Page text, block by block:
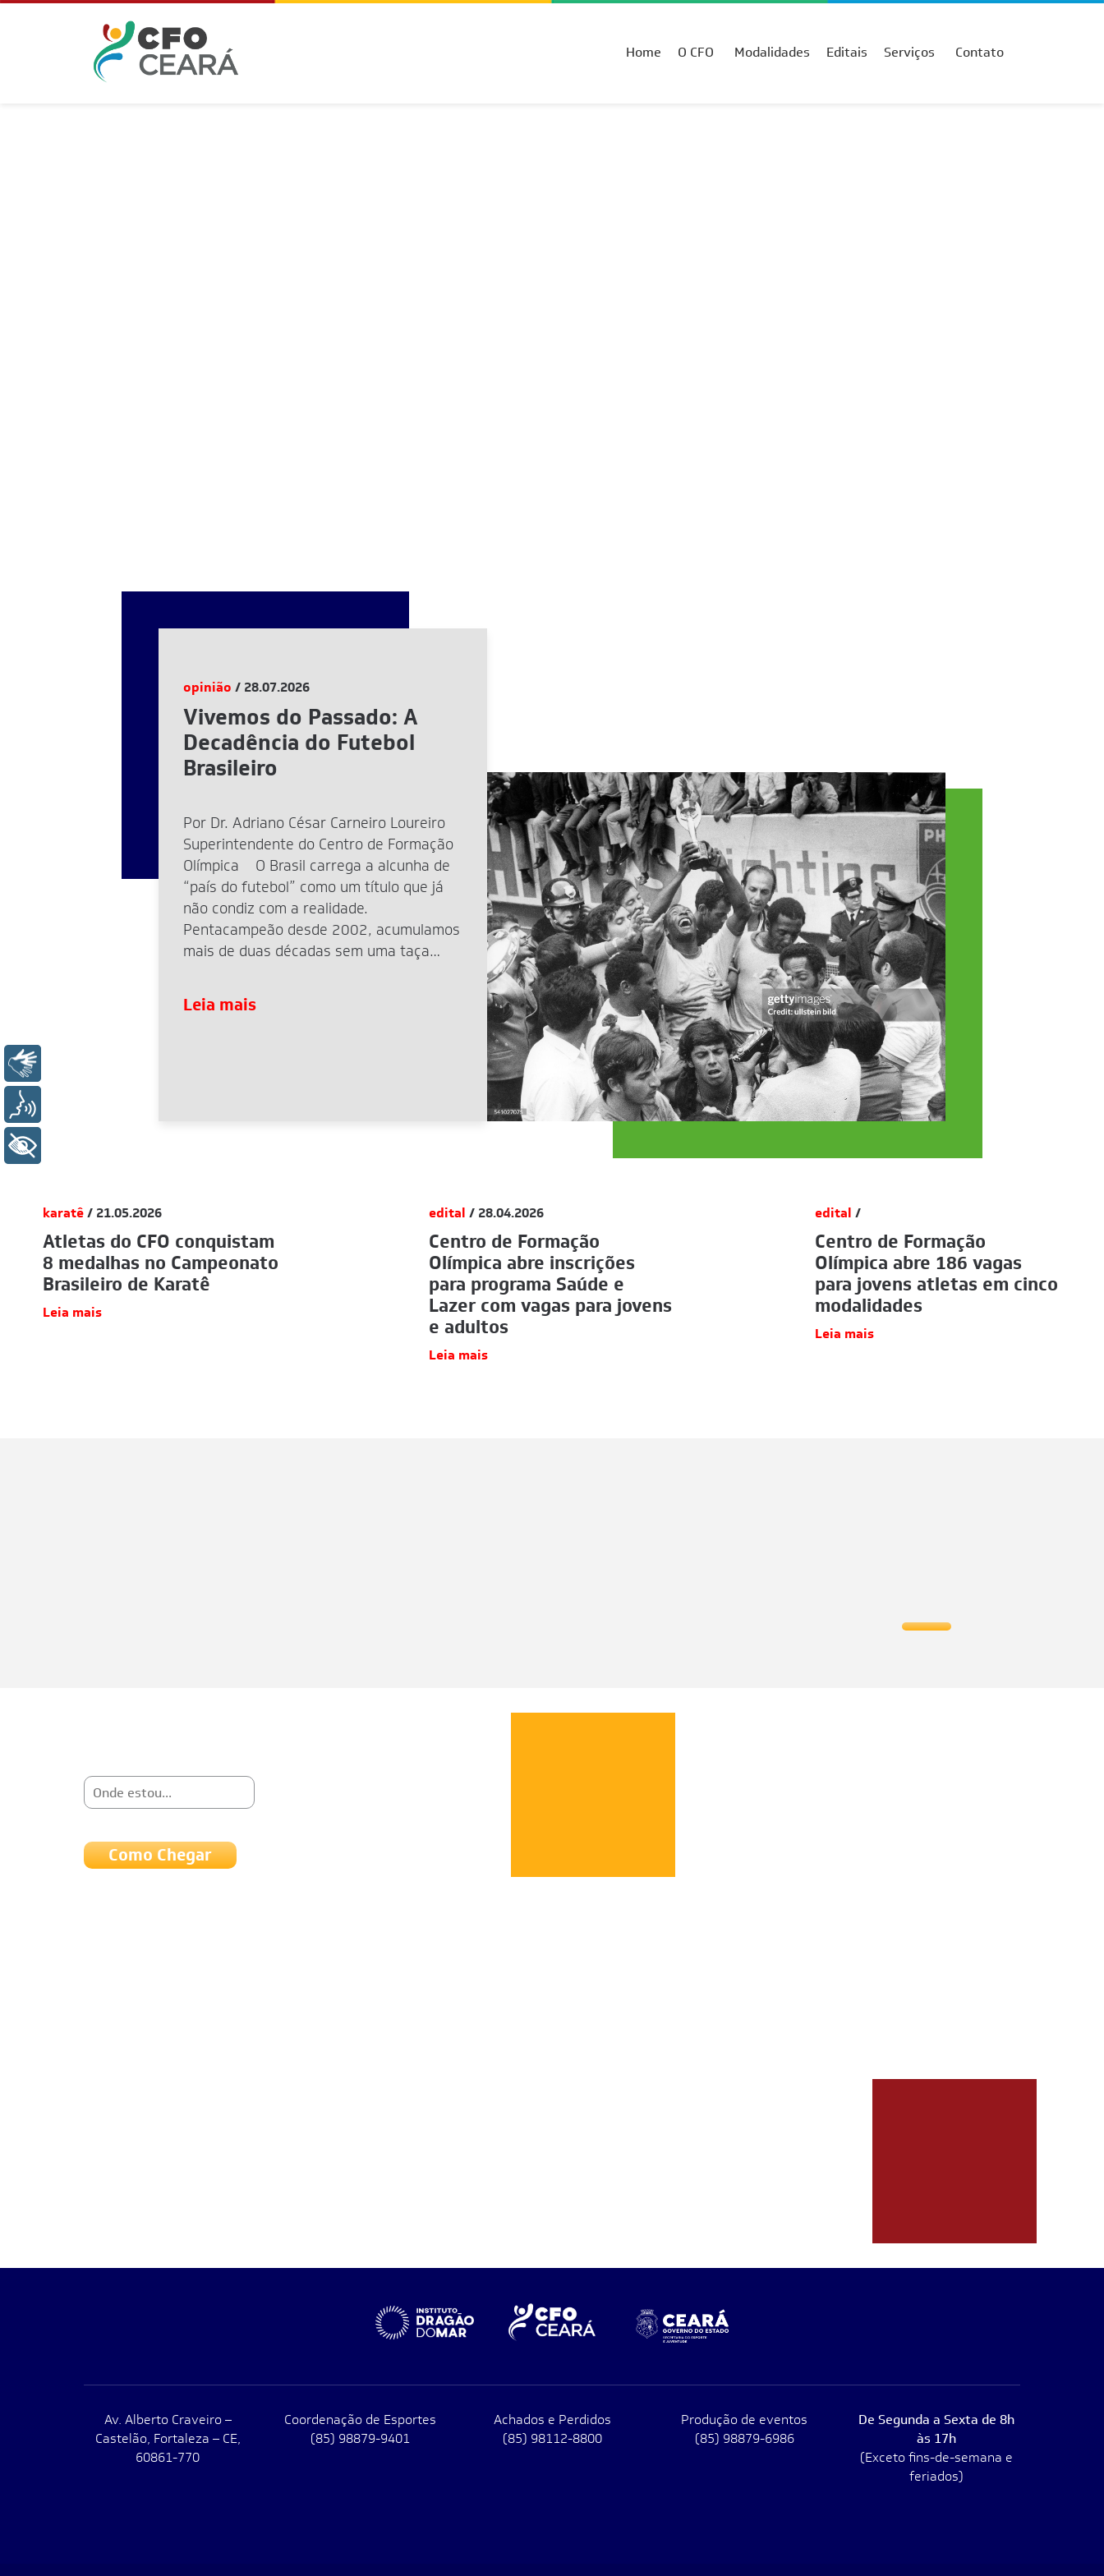
Home O CFO Modalidades Editais Serviços Contato
opinião / 28.07.2026
Vivemos do Passado: A
Decadência do Futebol
Brasileiro
Por Dr. Adriano César Carneiro Loureiro
Superintendente do Centro de Formação
Olímpica O Brasil carrega a alcunha de
“país do futebol” como um título que já
não condiz com a realidade.
Pentacampeão desde 2002, acumulamos
mais de duas décadas sem uma taça
2026 reacendeu o debate, mas […]
Leia mais
karatê/ 21.05.2026
Atletas do CFO conquistam
8 medalhas no Campeonato
Brasileiro de Karatê
Leia mais
edital / 28.04.2026
Centro de Formação
Olímpica abre inscrições
para programa Saúde e
Lazer com vagas para jovens
e adultos
Leia mais
edital /
Centro de Formação
Olímpica abre 186 vagas
para jovens atletas em cinco
modalidades
Leia mais
Av. Alberto Craveiro –
Castelão, Fortaleza – CE,
60861-770
Coordenação de Esportes
(85) 98879-9401
Achados e Perdidos
(85) 98112-8800
Produção de eventos
(85) 98879-6986
De Segunda a Sexta de 8h
às 17h
(Exceto fins-de-semana e
feriados)